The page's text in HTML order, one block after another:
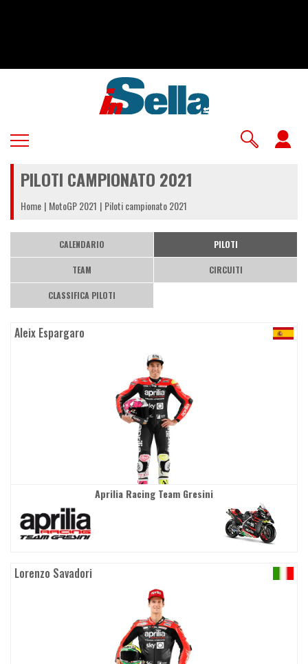
PILOTI CAMPIONATO 2021
Home MotoGP 2021 Piloti campionato 2021
CALENDARIO PILOTI
TEAM CIRCUITI
CLASSIFICA PILOTI
Aleix Espargaro
Aprilia Racing Team Gresini
Lorenzo Savadori